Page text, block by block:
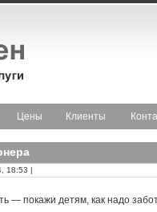
Цены Клиенты
18:53 |
— покажи детям, как надо